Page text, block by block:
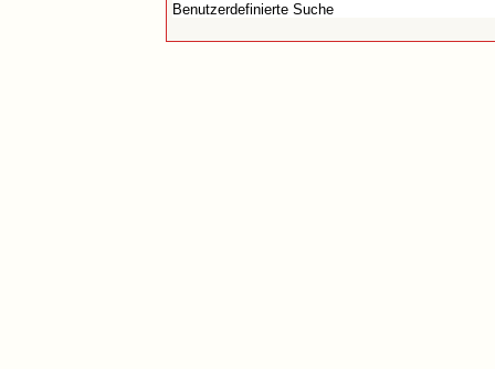
Benutzerdefinierte Suche